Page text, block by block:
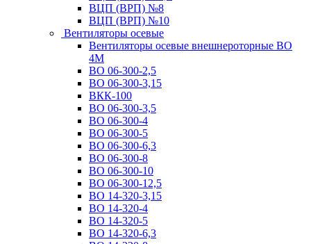
ВЦП (ВРП) №8
ВЦП (ВРП) №10
Вентиляторы осевые
Вентиляторы осевые внешнероторные ВО
4М
ВО 06-300-2,5
ВО 06-300-3,15
ВКК-100
ВО 06-300-3,5
ВО 06-300-4
ВО 06-300-5
ВО 06-300-6,3
ВО 06-300-8
ВО 06-300-10
ВО 06-300-12,5
ВО 14-320-3,15
ВО 14-320-4
ВО 14-320-5
ВО 14-320-6,3